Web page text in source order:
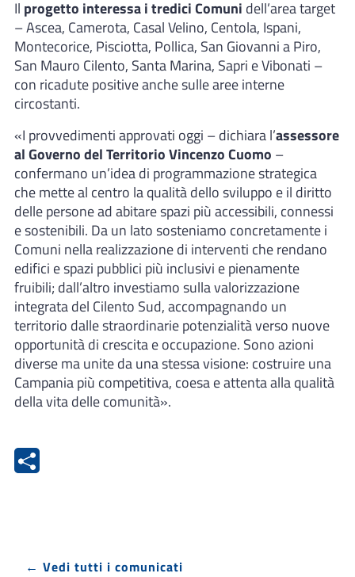
Il progetto interessa i tredici Comuni dell’area target
– Ascea, Camerota, Casal Velino, Centola, Ispani,
Montecorice, Pisciotta, Pollica, San Giovanni a Piro,
San Mauro Cilento, Santa Marina, Sapri e Vibonati –
con ricadute positive anche sulle aree interne
circostanti.
«I provvedimenti approvati oggi – dichiara l’assessore
al Governo del Territorio Vincenzo Cuomo –
confermano un’idea di programmazione strategica
che mette al centro la qualità dello sviluppo e il diritto
delle persone ad abitare spazi più accessibili, connessi
e sostenibili. Da un lato sosteniamo concretamente i
Comuni nella realizzazione di interventi che rendano
edifici e spazi pubblici più inclusivi e pienamente
fruibili; dall’altro investiamo sulla valorizzazione
integrata del Cilento Sud, accompagnando un
territorio dalle straordinarie potenzialità verso nuove
opportunità di crescita e occupazione. Sono azioni
diverse ma unite da una stessa visione: costruire una
Campania più competitiva, coesa e attenta alla qualità
della vita delle comunità».
← Vedi tutti i comunicati